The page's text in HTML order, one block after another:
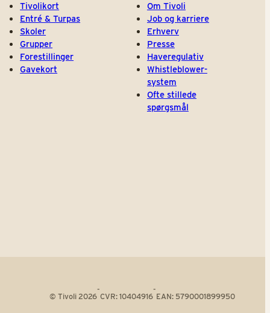
Tivolikort
Entré & Turpas
Skoler
Grupper
Forestillinger
Gavekort
Om Tivoli
Job og karriere
Erhverv
Presse
Haveregulativ
Whistleblower-
system
Ofte stillede
spørgsmål
© Tivoli 2026
-
CVR: 10404916
-
EAN: 5790001899950